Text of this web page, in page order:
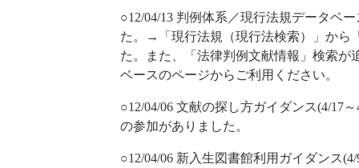
○12/04/13 判例体系／現行法規データベ
た。→「現行法規（現行法検索）」から
た。また、「法律判例文献情報」検索
ベースのページからご利用ください。
○12/04/06 文献の探し方ガイダンス(4/17
の参加がありました。
○12/04/06 新入生図書館利用ガイダンス